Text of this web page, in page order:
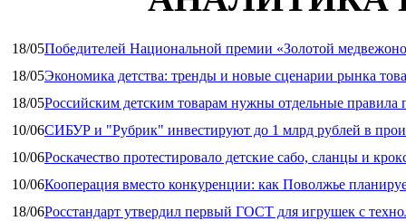
18/05Победителей Национальной премии «Золотой
18/05Экономика детства: тренды и новые сценарии рынка
18/05Российским детским товарам нужны отдельные правила
10/06СИБУР и "Рубрик" инвестируют до 1 млрд рублей в
10/06Роскачество протестировало детские сабо, сланцы и
10/06Кооперация вместо конкуренции: как Поволжье
18/06Росстандарт утвердил первый ГОСТ для игрушек с